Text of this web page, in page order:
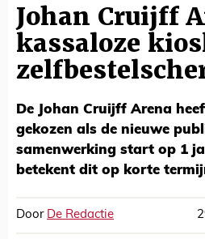
Johan Cruijff
kassaloze
De Johan Cruijff Arena
gekozen als de nieuwe
samenwerking start op 1
betekent dit op korte
Door De Redactie